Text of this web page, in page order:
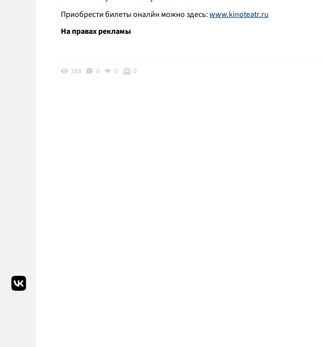
Приобрести билеты оналйн можно здесь:www.kinoteatr.ru
На правах рекламы
188 0 0 0